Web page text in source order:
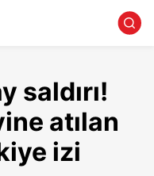
saldırı!
atılan
izi